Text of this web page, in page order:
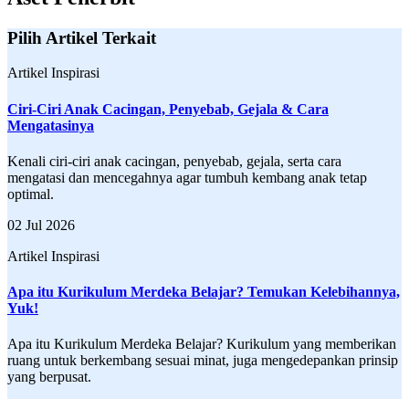
Pilih Artikel Terkait
Artikel Inspirasi
Ciri-Ciri Anak Cacingan, Penyebab, Gejala & Cara
Mengatasinya
Kenali ciri-ciri anak cacingan, penyebab, gejala, serta cara
mengatasi dan mencegahnya agar tumbuh kembang anak tetap
optimal.
02 Jul 2026
Artikel Inspirasi
Apa itu Kurikulum Merdeka Belajar? Temukan Kelebihannya,
Yuk!
Apa itu Kurikulum Merdeka Belajar? Kurikulum yang memberikan
ruang untuk berkembang sesuai minat, juga mengedepankan prinsip
yang berpusat.